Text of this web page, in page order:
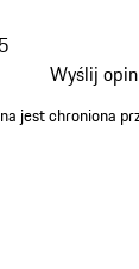
Wyślij
jest chroniona